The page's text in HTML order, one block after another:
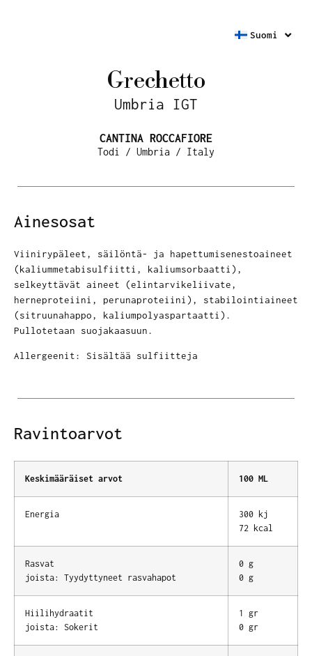
Suomi
Grechetto
Umbria IGT
CANTINA ROCCAFIORE
Todi / Umbria / Italy
Ainesosat
Viinirypäleet, säilöntä- ja hapettumisenestoaineet
(kaliummetabisulfiitti, kaliumsorbaatti),
selkeyttävät aineet (elintarvikeliivate,
herneproteiini, perunaproteiini), stabilointiaineet
(sitruunahappo, kaliumpolyaspartaatti).
Pullotetaan suojakaasuun.
Allergeenit: Sisältää sulfiitteja
Ravintoarvot
Keskimääräiset arvot 100 ML
Energia
300 kj
72 kcal
Rasvat
joista: Tyydyttyneet rasvahapot
0 g
0 g
Hiilihydraatit
joista: Sokerit
1 gr
0 gr